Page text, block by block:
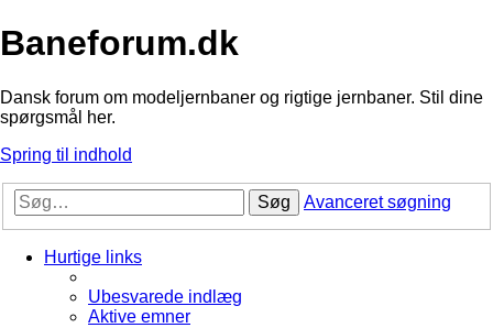
Baneforum.dk
Dansk forum om modeljernbaner og rigtige jernbaner. Stil dine
spørgsmål her.
Spring til indhold
Søg Avanceret søgning
Hurtige links
Ubesvarede indlæg
Aktive emner